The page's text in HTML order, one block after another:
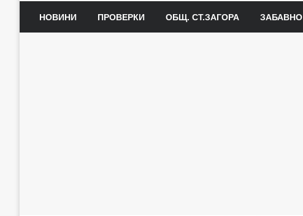
НОВИНИ ПРОВЕРКИ ОБЩ. СТ.ЗАГОРА ЗАБАВНО